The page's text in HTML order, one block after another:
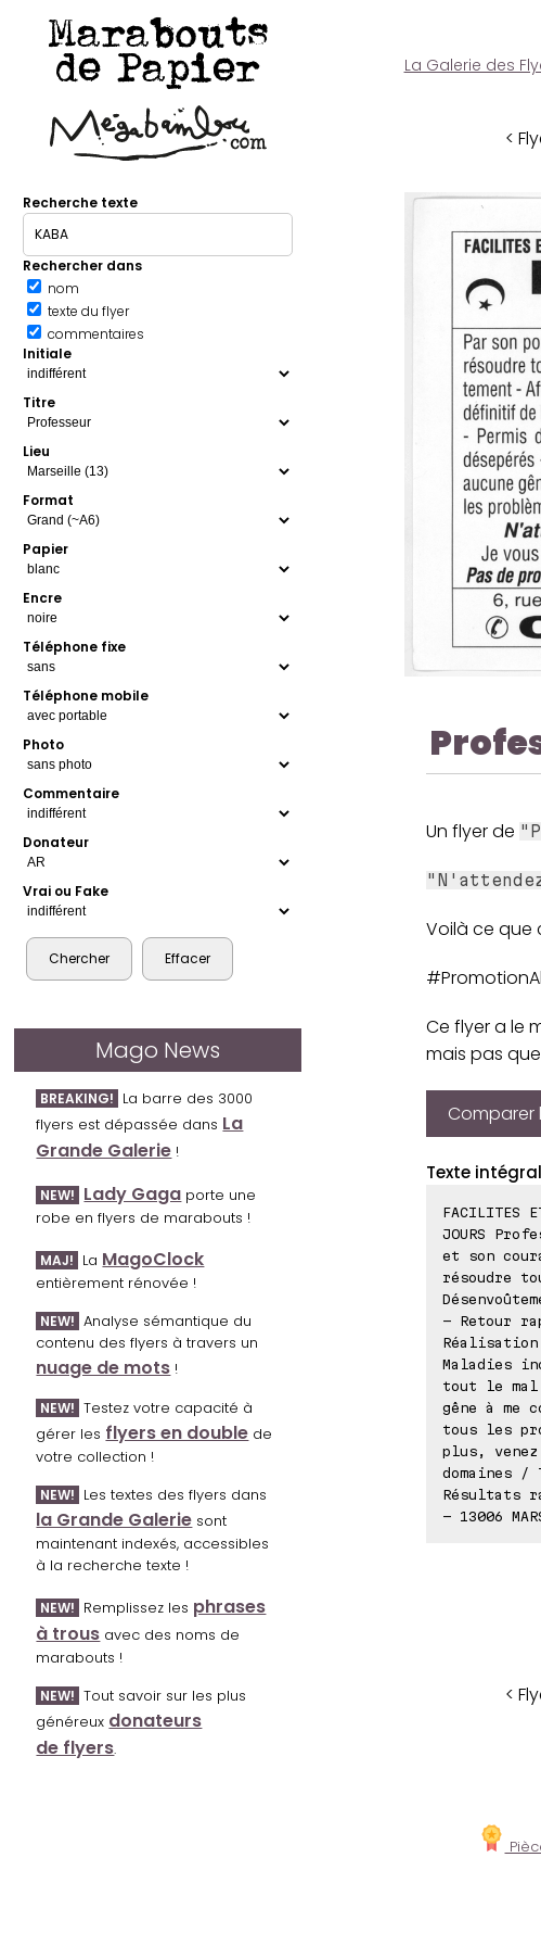
Marabouts
de Papier
Recherche texte
Rechercher dans
nom
texte du flyer
commentaires
Initiale
Titre
Lieu
Format
Papier
Encre
Téléphone fixe
Téléphone mobile
Photo
Commentaire
Donateur
Vrai ou Fake
Mago News
BREAKING! La barre des 3000
flyers est dépassée dans La
Grande Galerie !
NEW! Lady Gaga porte une
robe en flyers de marabouts !
MAJ! La MagoClock
entièrement rénovée !
NEW! Analyse sémantique du
contenu des flyers à travers un
nuage de mots !
NEW! Testez votre capacité à
gérer les flyers en double de
votre collection !
NEW! Les textes des flyers dans
la Grande Galerie sont
maintenant indexés, accessibles
à la recherche texte !
NEW! Remplissez les phrases
à trous avec des noms de
marabouts !
NEW! Tout savoir sur les plus
généreux donateurs
de flyers.
La Galerie des
<
Un flyer de
Voilà ce que
Ce flyer a le
mais pas que
Comparer
Texte
FACILITES
JOURS
et son
résoudre
- Retour
Maladies
tout le mal
gêne à me
tous les
plus,
domaines /
Résultats
- 13006
<